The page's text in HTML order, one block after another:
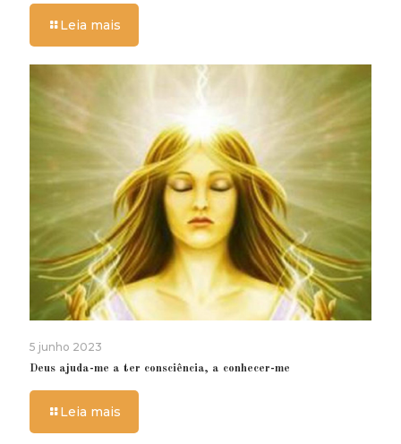
Leia mais
5 junho 2023
Deus ajuda-me a ter consciência, a conhecer-me
Leia mais